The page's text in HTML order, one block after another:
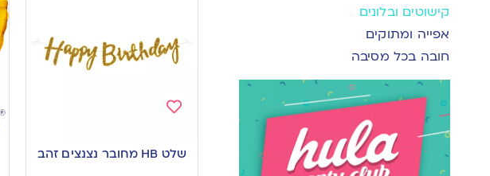
קישוטים ובלונים
אפייה ומתוקים
חובה בכל מסיבה
to
wishlist
שלט HB מחובר נצנצים זהב